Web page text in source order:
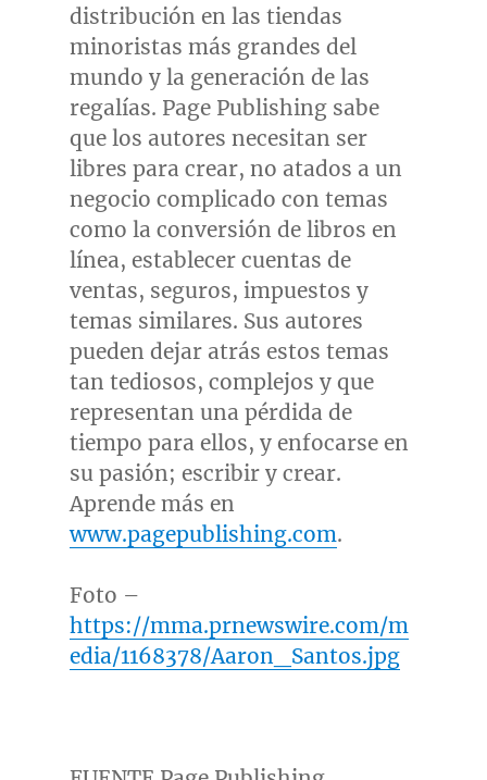
distribución en las tiendas
minoristas más grandes del
mundo y la generación de las
regalías. Page Publishing sabe
que los autores necesitan ser
libres para crear, no atados a un
negocio complicado con temas
como la conversión de libros en
línea, establecer cuentas de
ventas, seguros, impuestos y
temas similares. Sus autores
pueden dejar atrás estos temas
tan tediosos, complejos y que
representan una pérdida de
tiempo para ellos, y enfocarse en
su pasión; escribir y crear.
Aprende más en
www.pagepublishing.com.
Foto –
https://mma.prnewswire.com/m
edia/1168378/Aaron_Santos.jpg